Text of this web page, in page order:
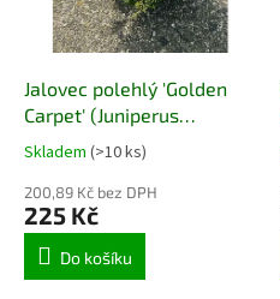
Jalovec polehlý 'Golden
Carpet' (Juniperus
horizontalis 'Golden
Skladem (>10 ks)
200,89 Kč bez DPH
225 Kč
Do košíku